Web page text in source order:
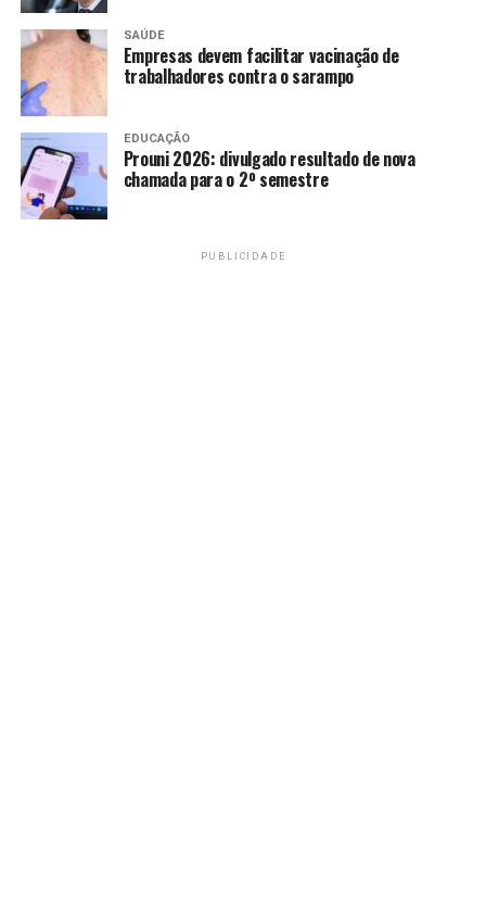
SAÚDE
Empresas devem facilitar vacinação de
trabalhadores contra o sarampo
EDUCAÇÃO
Prouni 2026: divulgado resultado de nova
chamada para o 2º semestre
PUBLICIDADE